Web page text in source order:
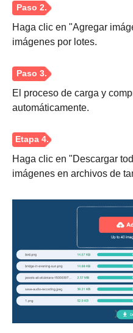
Haga clic en "Agregar
imágenes por lotes.
El proceso de carga y
automáticamente.
Haga clic en "Descargar
imágenes en archivos de